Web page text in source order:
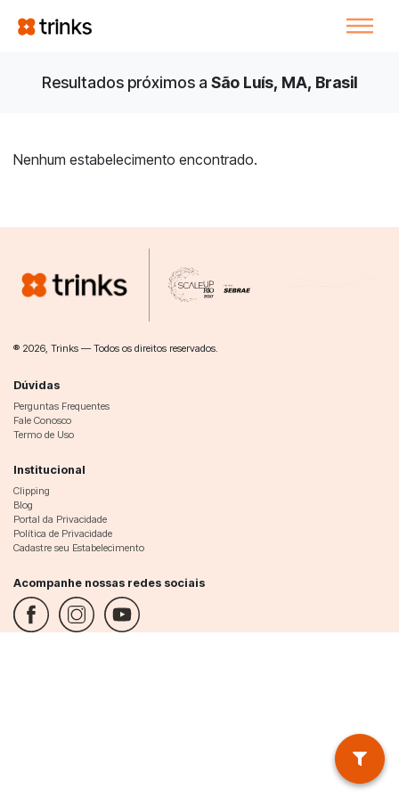
Resultados próximos a São Luís, MA, Brasil
Nenhum estabelecimento encontrado.
® 2026, Trinks — Todos os direitos reservados.
Dúvidas
Perguntas Frequentes
Fale Conosco
Termo de Uso
Institucional
Clipping
Blog
Portal da Privacidade
Política de Privacidade
Cadastre seu Estabelecimento
Acompanhe nossas redes sociais